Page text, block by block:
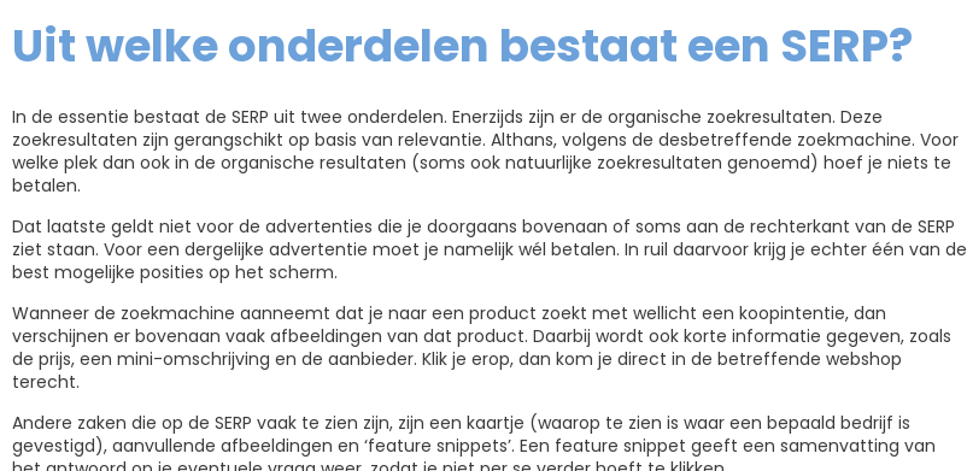
Uit welke onderdelen bestaat een SERP?
In de essentie bestaat de SERP uit twee onderdelen. Enerzijds zijn er de organische zoekresultaten. Deze
zoekresultaten zijn gerangschikt op basis van relevantie. Althans, volgens de desbetreffende zoekmachine. Voor
welke plek dan ook in de organische resultaten (soms ook natuurlijke zoekresultaten genoemd) hoef je niets te
betalen.
Dat laatste geldt niet voor de advertenties die je doorgaans bovenaan of soms aan de rechterkant van de SERP
ziet staan. Voor een dergelijke advertentie moet je namelijk wél betalen. In ruil daarvoor krijg je echter één van de
best mogelijke posities op het scherm.
Wanneer de zoekmachine aanneemt dat je naar een product zoekt met wellicht een koopintentie, dan
verschijnen er bovenaan vaak afbeeldingen van dat product. Daarbij wordt ook korte informatie gegeven, zoals
de prijs, een mini-omschrijving en de aanbieder. Klik je erop, dan kom je direct in de betreffende webshop
terecht.
Andere zaken die op de SERP vaak te zien zijn, zijn een kaartje (waarop te zien is waar een bepaald bedrijf is
gevestigd), aanvullende afbeeldingen en ‘feature snippets’. Een feature snippet geeft een samenvatting van